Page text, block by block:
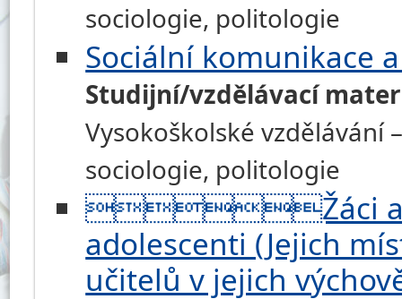
sociologie, politologie
Sociální komunikace
Studijní/vzdělávací
Vysokoškolské vzdělávání
sociologie, politologie
Žáci a
adolescenti (Jejich
učitelů v jejich